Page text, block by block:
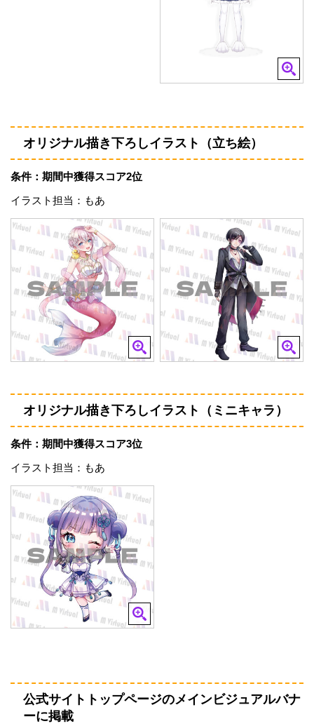
オリジナル描き下ろしイラスト（立ち絵）
条件：期間中獲得スコア2位
イラスト担当：もあ
オリジナル描き下ろしイラスト（ミニキャラ）
条件：期間中獲得スコア3位
イラスト担当：もあ
公式サイトトップページのメインビジュアルバナ
ーに掲載